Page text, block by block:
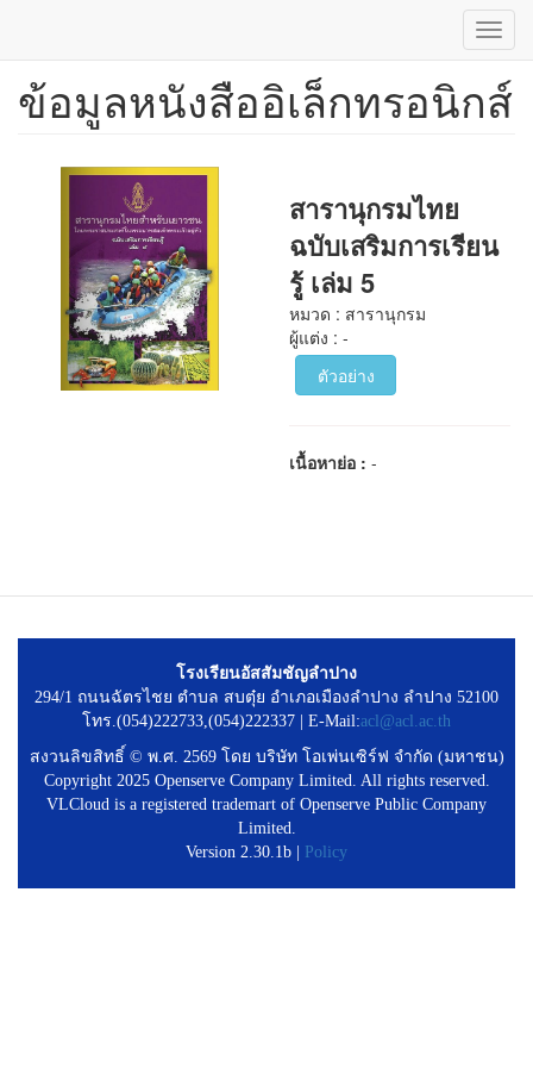
ข้าม
ข้อมูลหนังสืออิเล็กทรอนิกส์
สารานุกรมไทย
ฉบับเสริมการเรียน
รู้ เล่ม 5
หมวด : สารานุกรม
ผู้แต่ง : -
ตัวอย่าง
เนื้อหาย่อ :-
โรงเรียนอัสสัมชัญลำปาง
294/1 ถนนฉัตรไชย ตำบล สบตุ๋ย อำเภอเมืองลำปาง ลำปาง 52100
โทร.(054)222733,(054)222337 | E-Mail:acl@acl.ac.th
สงวนลิขสิทธิ์ © พ.ศ. 2569 โดย บริษัท โอเพ่นเซิร์ฟ จำกัด (มหาชน)
Copyright 2025 Openserve Company Limited. All rights reserved.
VLCloud is a registered trademart of Openserve Public Company
Limited.
Version 2.30.1b |
Policy